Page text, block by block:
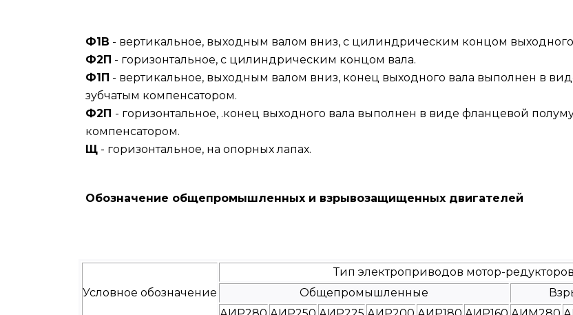
Ф1В - вертикальное, выходным валом вниз, с цилиндрическим концом выходного
Ф2П - горизонтальное, с цилиндрическим концом вала.
Ф1П - вертикальное, выходным валом вниз, конец выходного вала выполнен в
зубчатым компенсатором.
Ф2П - горизонтальное, .конец выходного вала выполнен в виде фланцевой
компенсатором.
Щ- горизонтальное, на опорных лапах.
Обозначение общепромышленных и взрывозащищенных двигателей
Условное обозначение
Тип электроприводов мотор-
Общепромышленные